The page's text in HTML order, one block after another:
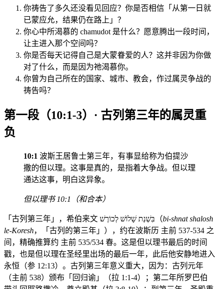
你祷告了多久还没看见回应？你是否相信「从第一日就
已蒙应允，结果仍在路上」？
你心中所渴慕的 chamudot 是什么？愿意腾出一段时间，
让主进入那个空间吗？
你是否每天记得自己是大蒙眷爱的人？这并非因为你做
对了什么，而是因为祂渴慕你。
你曾为自己所在的国家、城市、教会，作过属灵争战的
祷告吗？
第一段（10:1-3）· 古列第三年的属灵重
负
10:1 波斯王居鲁士第三年，有事显给称为伯提沙
撒的但以理。这事是真的，是指着大争战。但以理
通达这事，明白这异象。
但以理书 10:1（和合本）
「古列第三年」，希伯来文 בִּשְׁנַת שָׁלוֹשׁ לְכוֹרֶשׁ（bi-shnat shalosh
le-Koresh，「古列的第三年」），约在波斯历 主前 537-534 之
间，精确推算约 主前 535/534 春。这是但以理书最后的时间
戳，也是但以理在圣经里出场的最后一年，此后他安静地进入
永恒（参 12:13）。古列第三年意义重大，因为：古列元年
（主前 538）颁布「回归谕」（拉 1:1-4）；第二年所罗巴伯